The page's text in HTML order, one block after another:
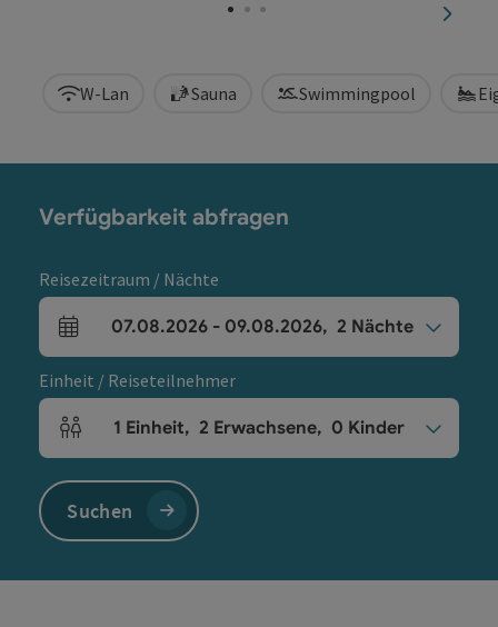
W-Lan Sauna Swimmingpool
Verfügbarkeit abfragen
Reisezeitraum / Nächte
An- und Abreisefelder
07.08.2026 - 09.08.2026, 2 Nächte
Einheit / Reiseteilnehmer
Einheitenanzahl und Personenfelder
1 Einheit, 2 Erwachsene, 0 Kinder
Suchen